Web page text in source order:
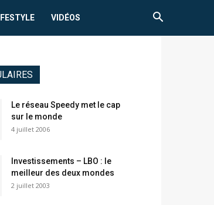
VIDÉOS
Le réseau Speedy met le cap
sur le monde
4 juillet 2006
Investissements – LBO : le
meilleur des deux mondes
2 juillet 2003